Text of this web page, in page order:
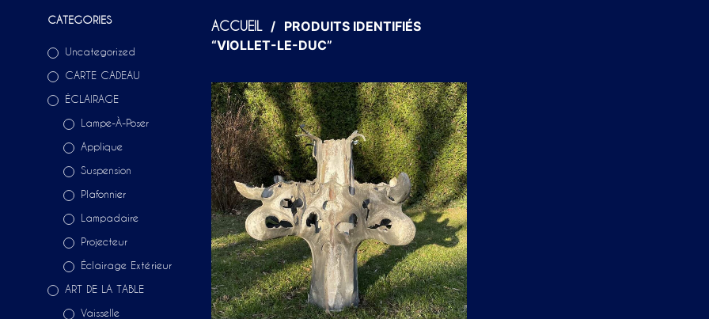
CATEGORIES
Uncategorized
CARTE CADEAU
ÉCLAIRAGE
Lampe-À-Poser
Applique
Suspension
Plafonnier
Lampadaire
Projecteur
Éclairage Extérieur
ART DE LA TABLE
Vaisselle
ACCUEIL / PRODUITS IDENTIFIÉS
“VIOLLET-LE-DUC”